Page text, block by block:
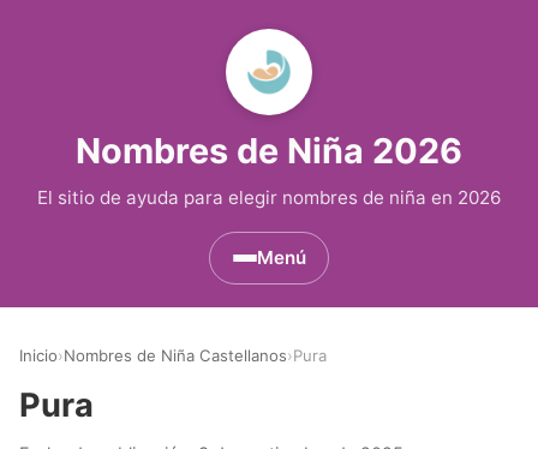
Nombres de Niña 2026
El sitio de ayuda para elegir nombres de niña en 2026
Menú
Inicio›Nombres de Niña Castellanos›Pura
Pura